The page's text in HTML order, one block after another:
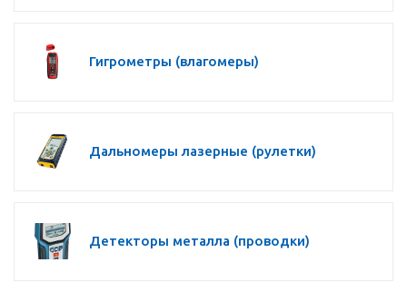
Гигрометры (влагомеры)
Дальномеры лазерные (рулетки)
Детекторы металла (проводки)